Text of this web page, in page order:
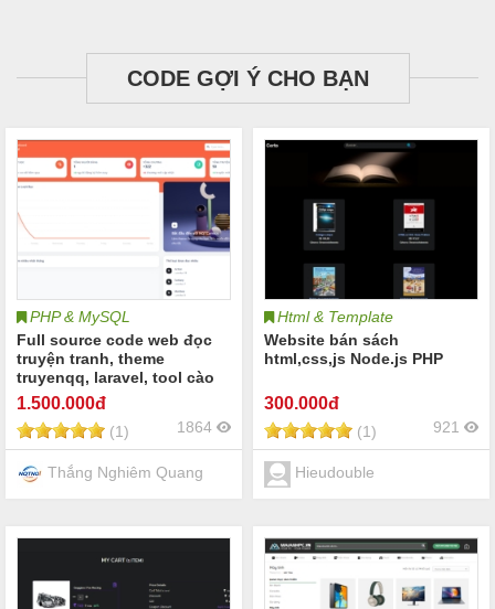
CODE GỢI Ý CHO BẠN
PHP & MySQL
Full source code web đọc
truyện tranh, theme
truyenqq, laravel, tool cào
truyện từ otruyen
1.500.000đ
(1) 1864
Thắng Nghiêm Quang
Html & Template
Website bán sách
html,css,js Node.js PHP
300.000đ
(1) 921
Hieudouble